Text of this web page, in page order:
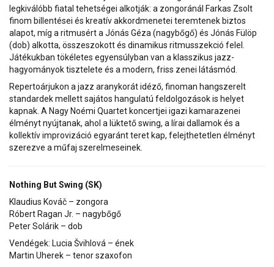
legkiválóbb fiatal tehetségei alkotják: a zongoránál Farkas Zsolt
finom billentései és kreatív akkordmenetei teremtenek biztos
alapot, míg a ritmusért a Jónás Géza (nagybőgő) és Jónás Fülöp
(dob) alkotta, összeszokott és dinamikus ritmusszekció felel.
Játékukban tökéletes egyensúlyban van a klasszikus jazz-
hagyományok tisztelete és a modern, friss zenei látásmód.
Repertoárjukon a jazz aranykorát idéző, finoman hangszerelt
standardek mellett sajátos hangulatú feldolgozások is helyet
kapnak. A Nagy Noémi Quartet koncertjei igazi kamarazenei
élményt nyújtanak, ahol a lüktető swing, a lírai dallamok és a
kollektív improvizáció egyaránt teret kap, felejthetetlen élményt
szerezve a műfaj szerelmeseinek.
Nothing But Swing (SK)
Klaudius Kováč – zongora
Róbert Ragan Jr. – nagybőgő
Peter Solárik – dob
Vendégek: Lucia Švihlová – ének
Martin Uherek – tenor szaxofon